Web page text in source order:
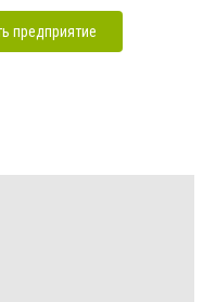
предприятие